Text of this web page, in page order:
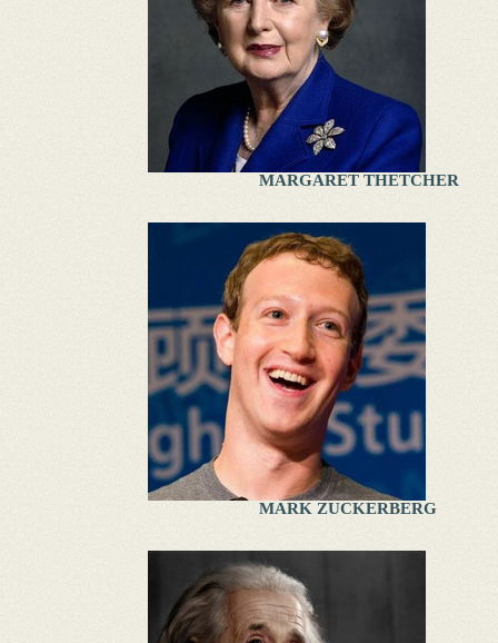
MARGARET THETCHER
MARK ZUCKERBERG